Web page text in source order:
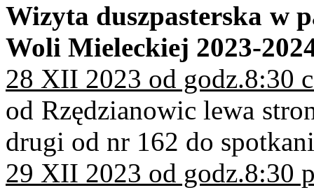
Wizyta duszpasterska w
Woli Mieleckiej 2023-
28 XII 2023 od godz.8:30
od Rzędzianowic lewa
drugi od nr 162 do
29 XII 2023 od godz.8:30